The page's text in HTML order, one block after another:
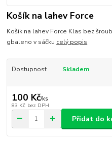
Košík na lahev Force
Košík na lahev Force Klas bez
gbaleno v sáčku celý popis
Dostupnost Skladem
100 Kč/ks
83 Kč bez DPH
Přidat do